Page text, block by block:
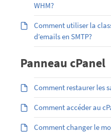
WHM?
Comment utiliser la
d’emails en SMTP?
Panneau cPanel
Comment restaurer les
Comment accéder au
Comment changer le